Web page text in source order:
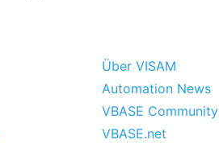
Über VISAM
Automation News
VBASE Community
VBASE.net